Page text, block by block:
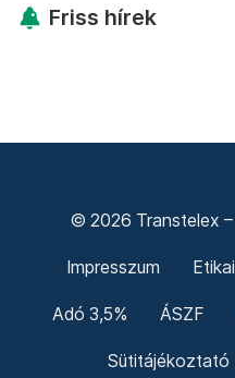
Friss hírek
© 2026 Transtelex –
Impresszum
Adó 3,5% ÁSZF
Sütitájékoztató